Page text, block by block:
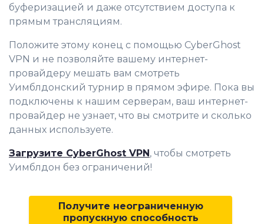
буферизацией и даже отсутствием доступа к
прямым трансляциям.
Положите этому конец с помощью CyberGhost
VPN и не позволяйте вашему интернет-
провайдеру мешать вам смотреть
Уимблдонский турнир в прямом эфире. Пока вы
подключены к нашим серверам, ваш интернет-
провайдер не узнает, что вы смотрите и сколько
данных используете.
Загрузите CyberGhost VPN, чтобы смотреть
Уимблдон без ограничений!
Получите неограниченную
пропускную способность